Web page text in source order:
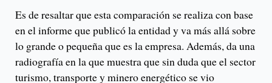
Es de resaltar que esta comparación se realiza con base
en el informe que publicó la entidad y va más allá sobre
lo grande o pequeña que es la empresa. Además, da una
radiografía en la que muestra que sin duda que el sector
turismo, transporte y minero energético se vio